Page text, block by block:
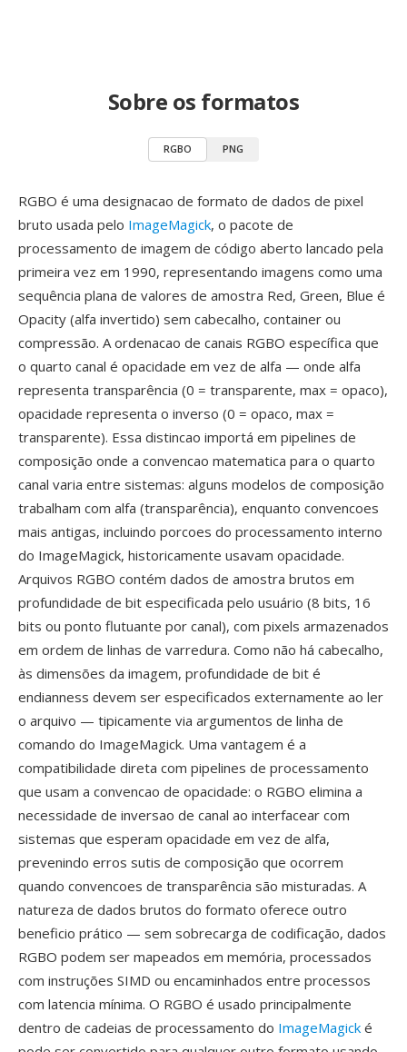
Sobre os formatos
RGBO PNG
RGBO é uma designacao de formato de dados de pixel
bruto usada pelo ImageMagick, o pacote de
processamento de imagem de código aberto lancado pela
primeira vez em 1990, representando imagens como uma
sequência plana de valores de amostra Red, Green, Blue é
Opacity (alfa invertido) sem cabecalho, container ou
compressão. A ordenacao de canais RGBO específica que
o quarto canal é opacidade em vez de alfa — onde alfa
representa transparência (0 = transparente, max = opaco),
opacidade representa o inverso (0 = opaco, max =
transparente). Essa distincao importá em pipelines de
composição onde a convencao matematica para o quarto
canal varia entre sistemas: alguns modelos de composição
trabalham com alfa (transparência), enquanto convencoes
mais antigas, incluindo porcoes do processamento interno
do ImageMagick, historicamente usavam opacidade.
Arquivos RGBO contém dados de amostra brutos em
profundidade de bit especificada pelo usuário (8 bits, 16
bits ou ponto flutuante por canal), com pixels armazenados
em ordem de linhas de varredura. Como não há cabecalho,
às dimensões da imagem, profundidade de bit é
endianness devem ser especificados externamente ao ler
o arquivo — tipicamente via argumentos de linha de
comando do ImageMagick. Uma vantagem é a
compatibilidade direta com pipelines de processamento
que usam a convencao de opacidade: o RGBO elimina a
necessidade de inversao de canal ao interfacear com
sistemas que esperam opacidade em vez de alfa,
prevenindo erros sutis de composição que ocorrem
quando convencoes de transparência são misturadas. A
natureza de dados brutos do formato oferece outro
beneficio prático — sem sobrecarga de codificação, dados
RGBO podem ser mapeados em memória, processados
com instruções SIMD ou encaminhados entre processos
com latencia mínima. O RGBO é usado principalmente
dentro de cadeias de processamento do ImageMagick é